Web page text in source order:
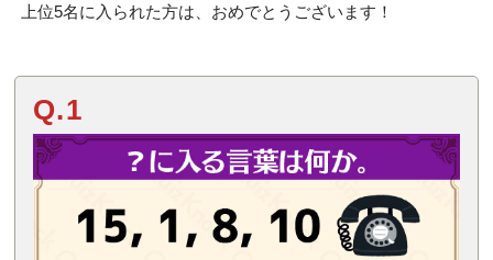
上位5名に入られた方は、おめでとうございます！
Q.1